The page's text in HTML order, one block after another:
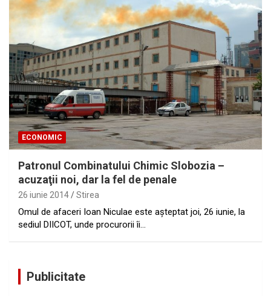
ECONOMIC
Patronul Combinatului Chimic Slobozia –
acuzaţii noi, dar la fel de penale
26 iunie 2014 Stirea
Omul de afaceri Ioan Niculae este aşteptat joi, 26 iunie, la
sediul DIICOT, unde procurorii îi…
Publicitate